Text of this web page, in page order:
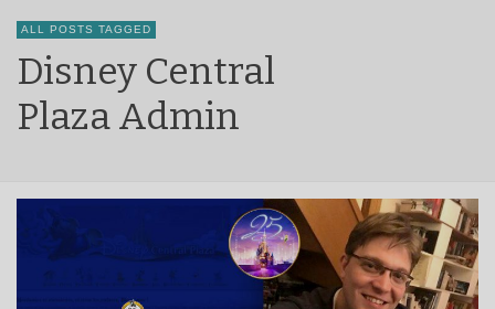
ALL POSTS TAGGED
Disney Central
Plaza Admin